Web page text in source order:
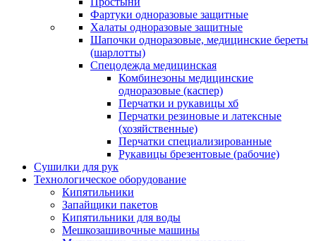
Фартуки одноразовые защитные
Халаты одноразовые защитные
Шапочки одноразовые, медицинские береты
(шарлотты)
Спецодежда медицинская
Комбинезоны медицинские
одноразовые (каспер)
Перчатки и рукавицы хб
Перчатки резиновые и латексные
(хозяйственные)
Перчатки специализированные
Рукавицы брезентовые (рабочие)
Сушилки для рук
Технологическое оборудование
Кипятильники
Запайщики пакетов
Кипятильники для воды
Мешкозашивочные машины